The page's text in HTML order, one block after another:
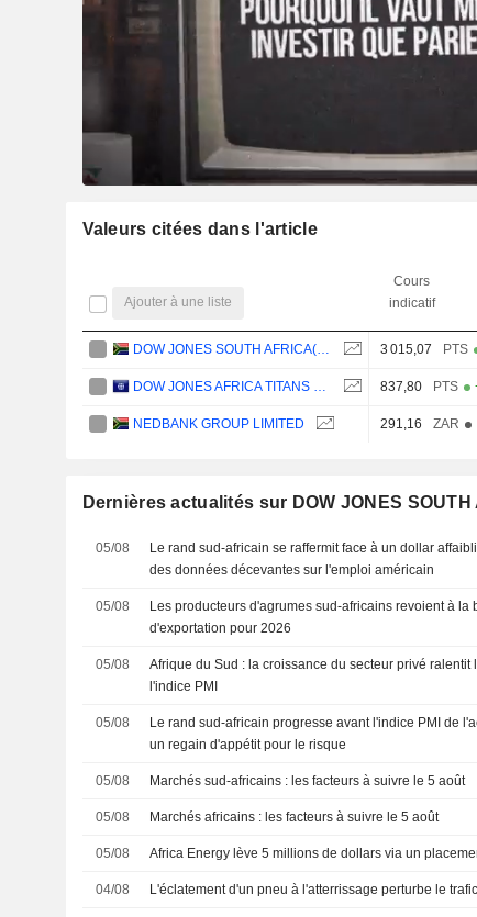
Valeurs citées dans l'article
Ajouter à une liste
Cours
indicatif
3 015,07 PTS
837,80 PTS
NEDBANK GROUP LIMITED 291,16 ZAR
Dernières actualités sur DOW JONES SOUTH
05/08
Le rand sud-africain se raffermit face à un dollar
des données décevantes sur l'emploi américain
05/08
Les producteurs d'agrumes sud-africains revoient à la
d'exportation pour 2026
05/08
Afrique du Sud : la croissance du secteur privé ralentit
l'indice PMI
05/08
Le rand sud-africain progresse avant l'indice PMI de
un regain d'appétit pour le risque
05/08 Marchés sud-africains : les facteurs à suivre le 5 août
05/08 Marchés africains : les facteurs à suivre le 5 août
05/08 Africa Energy lève 5 millions de dollars via un
04/08 L'éclatement d'un pneu à l'atterrissage perturbe le